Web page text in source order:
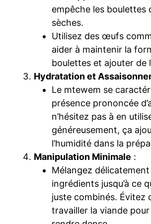
empêche les boulettes
sèches.
Utilisez des œufs
aider à maintenir la
boulettes et ajouter de
Hydratation et
Le mtewem se
présence prononcée
n’hésitez pas à en
généreusement, ça
l’humidité dans la
Manipulation Minimale :
Mélangez délicatement
ingrédients jusqu’à ce
juste combinés. Évitez
travailler la viande